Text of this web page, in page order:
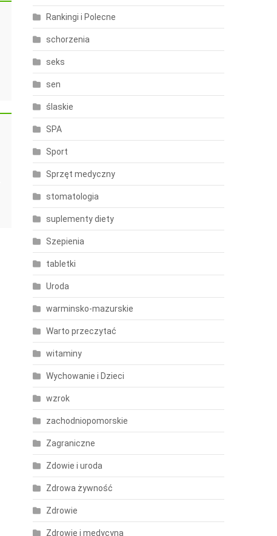
Rankingi i Polecne
schorzenia
seks
sen
ślaskie
SPA
Sport
Sprzęt medyczny
stomatologia
suplementy diety
Szepienia
tabletki
Uroda
warminsko-mazurskie
Warto przeczytać
witaminy
Wychowanie i Dzieci
wzrok
zachodniopomorskie
Zagraniczne
Zdowie i uroda
Zdrowa żywność
Zdrowie
Zdrowie i medycyna